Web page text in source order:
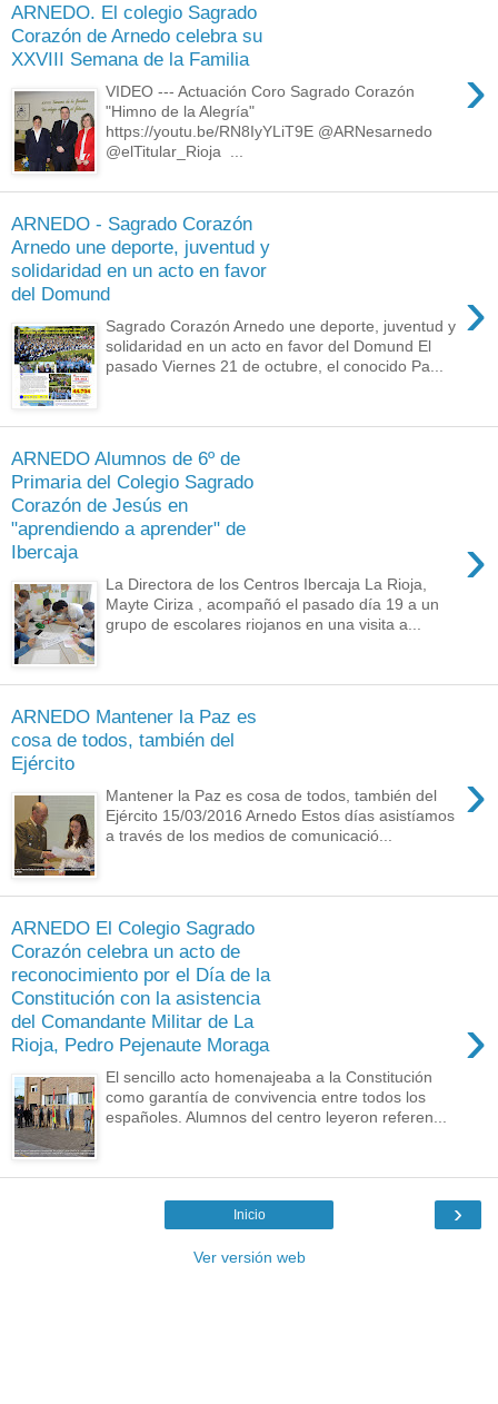
ARNEDO. El colegio Sagrado
Corazón de Arnedo celebra su
XXVIII Semana de la Familia
›
VIDEO --- Actuación Coro Sagrado Corazón
"Himno de la Alegría"
https://youtu.be/RN8IyYLiT9E @ARNesarnedo
@elTitular_Rioja ...
ARNEDO - Sagrado Corazón
Arnedo une deporte, juventud y
solidaridad en un acto en favor
del Domund
›
Sagrado Corazón Arnedo une deporte, juventud y
solidaridad en un acto en favor del Domund El
pasado Viernes 21 de octubre, el conocido Pa...
ARNEDO Alumnos de 6º de
Primaria del Colegio Sagrado
Corazón de Jesús en
"aprendiendo a aprender" de
Ibercaja
›
La Directora de los Centros Ibercaja La Rioja,
Mayte Ciriza , acompañó el pasado día 19 a un
grupo de escolares riojanos en una visita a...
ARNEDO Mantener la Paz es
cosa de todos, también del
Ejército
›
Mantener la Paz es cosa de todos, también del
Ejército 15/03/2016 Arnedo Estos días asistíamos
a través de los medios de comunicació...
ARNEDO El Colegio Sagrado
Corazón celebra un acto de
reconocimiento por el Día de la
Constitución con la asistencia
del Comandante Militar de La
Rioja, Pedro Pejenaute Moraga
›
El sencillo acto homenajeaba a la Constitución
como garantía de convivencia entre todos los
españoles. Alumnos del centro leyeron referen...
›
Inicio
Ver versión web